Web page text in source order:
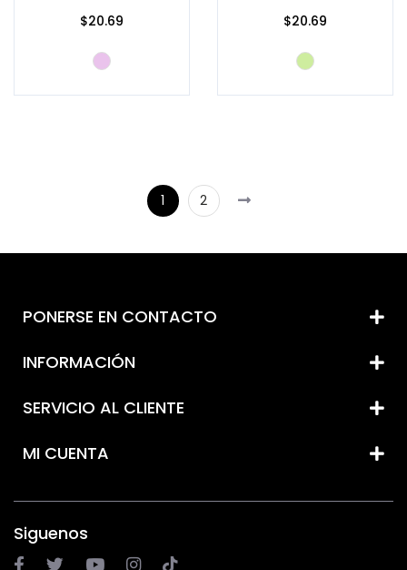
$20.69 $20.69
1 2
PONERSE EN CONTACTO
INFORMACIÓN
SERVICIO AL CLIENTE
MI CUENTA
Siguenos